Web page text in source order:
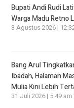
Bupati Andi Rudi
Warga Madu Retno
3 Agustus 2026 |
Bang Arul
Ibadah, Halaman
Mulia Kini Lebih
31 Juli 2026 | 5:49 am